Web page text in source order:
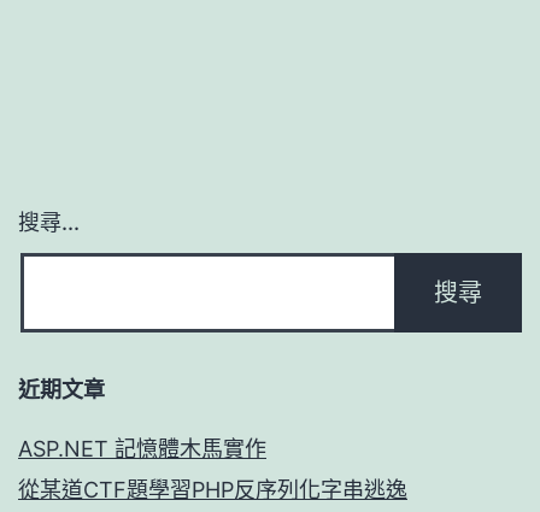
搜尋...
近期文章
ASP.NET 記憶體木馬實作
從某道CTF題學習PHP反序列化字串逃逸